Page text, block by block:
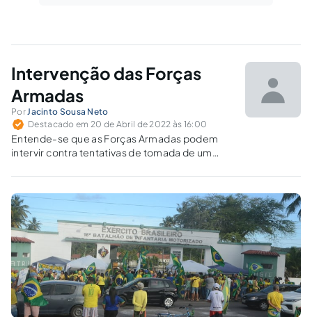
Intervenção das Forças
Armadas
PorJacinto Sousa Neto
Destacado em 20 de Abril de 2022 às 16:00
Entende-se que as Forças Armadas podem
intervir contra tentativas de tomada de um
detrimento das leis constitucionais e
infraconstitucionais instituídas, ou motivado
por julgamentos tipicamente políticos ao
arrepio da estabilidade jurídica.